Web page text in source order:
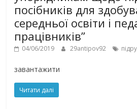
посібників для
середньої освіти і
працівників”
04/06/2019 29antipov92
завантажити
Читати далі